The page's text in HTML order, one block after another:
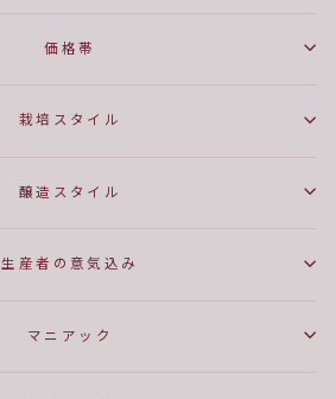
価格帯
栽培スタイル
醸造スタイル
生産者の意気込み
マニアック